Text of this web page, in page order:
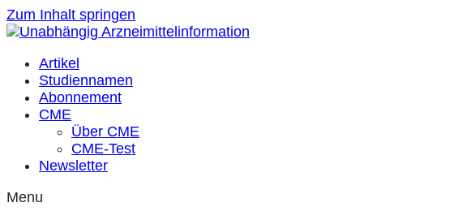
Zum Inhalt springen
Artikel
Studiennamen
Abonnement
CME
Über CME
CME-Test
Newsletter
Menu